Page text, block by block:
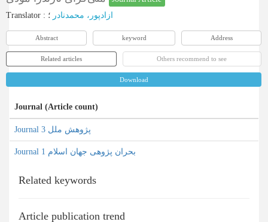
Translator : ازادپور، محمدنادر ؛
Abstract keyword Address
Related articles Others recommend to see
Download
Journal (Article count)
Journal پژوهش ملل 3
Journal بحران پژوهی جهان اسلام 1
Related keywords
Article publication trend